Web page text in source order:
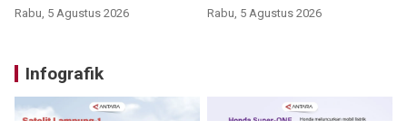
Rabu, 5 Agustus 2026 Rabu, 5 Agustus 2026
Infografik